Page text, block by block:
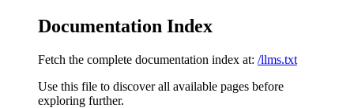
Documentation Index
Fetch the complete documentation index at: /llms.txt
Use this file to discover all available pages before
exploring further.